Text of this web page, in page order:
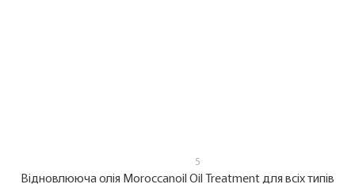
5
Відновлююча олія Moroccanoil Oil Treatment для всіх типів